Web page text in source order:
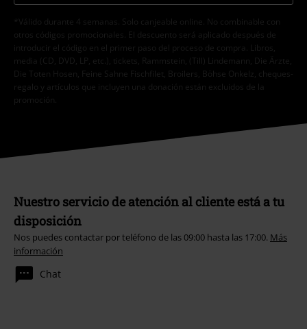
*Válido durante 4 semanas. Solo canjeable online. No combinable con
otros códigos promocionales. El descuento será aplicado después de
introducir el código en el primer paso del proceso de compra. Libros,
media (CD, DVD, LP, etc.), tickets, Rammstein, (Till) Lindemann, Die Ärzte,
Die Toten Hosen, Feine Sahne Fischfilet, Broilers, Böhse Onkelz, cheques-
regalo y artículos que incluyen una donación están excluidos de la
promoción.
Nuestro servicio de atención al cliente está a tu
disposición
Nos puedes contactar por teléfono de las 09:00 hasta las 17:00. Más
información
Chat